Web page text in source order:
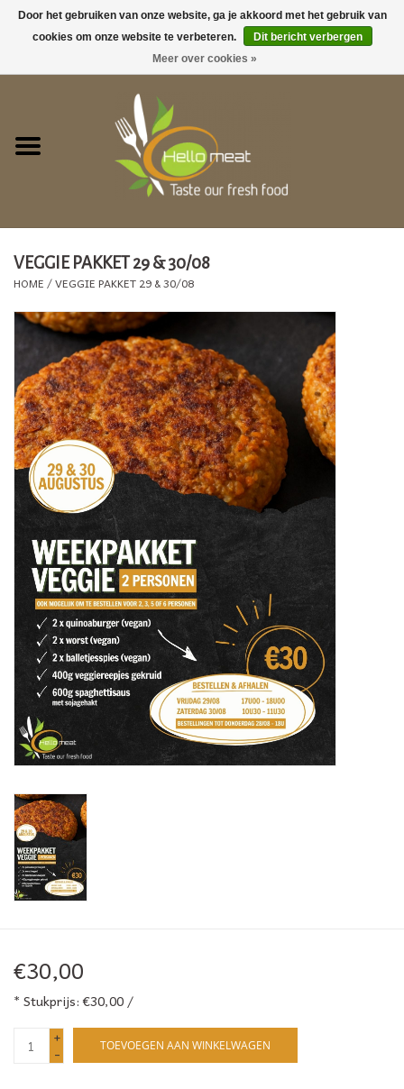
0 Artikelen - €0,00
GEZELLIG TAFELEN !
Vegetarische producten
Vers vlees
Bereide gerechten
Informatie ivm afhaling
Betalen kan via Payconiq
Lokale partners
CONTACT
VIS & SCHAALDIEREN
VEGGIE PAKKET 29 & 30/08
HOME /VEGGIE PAKKET 29 & 30/08
€30,00
* Stukprijs: €30,00 /
+
-
TOEVOEGEN AAN WINKELWAGEN
Door het gebruiken van onze website, ga je akkoord met het gebruik van
cookies om onze website te verbeteren.
Dit bericht verbergen
Meer over cookies »